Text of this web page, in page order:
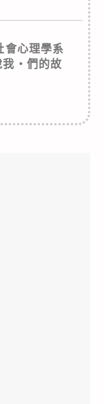
會心理學系
我‧們的故